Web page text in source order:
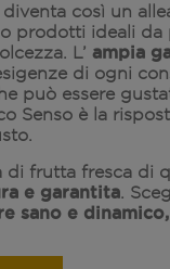
così un
prodotti ideali da
L’ ampia
di ogni
può essere
Senso è la
di frutta fresca di
e garantita.
sano e